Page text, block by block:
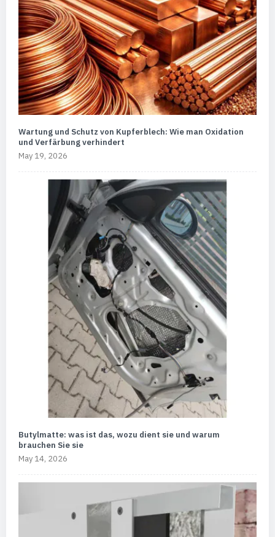
Wartung und Schutz von Kupferblech: Wie man Oxidation
und Verfärbung verhindert
May 19, 2026
Butylmatte: was ist das, wozu dient sie und warum
brauchen Sie sie
May 14, 2026